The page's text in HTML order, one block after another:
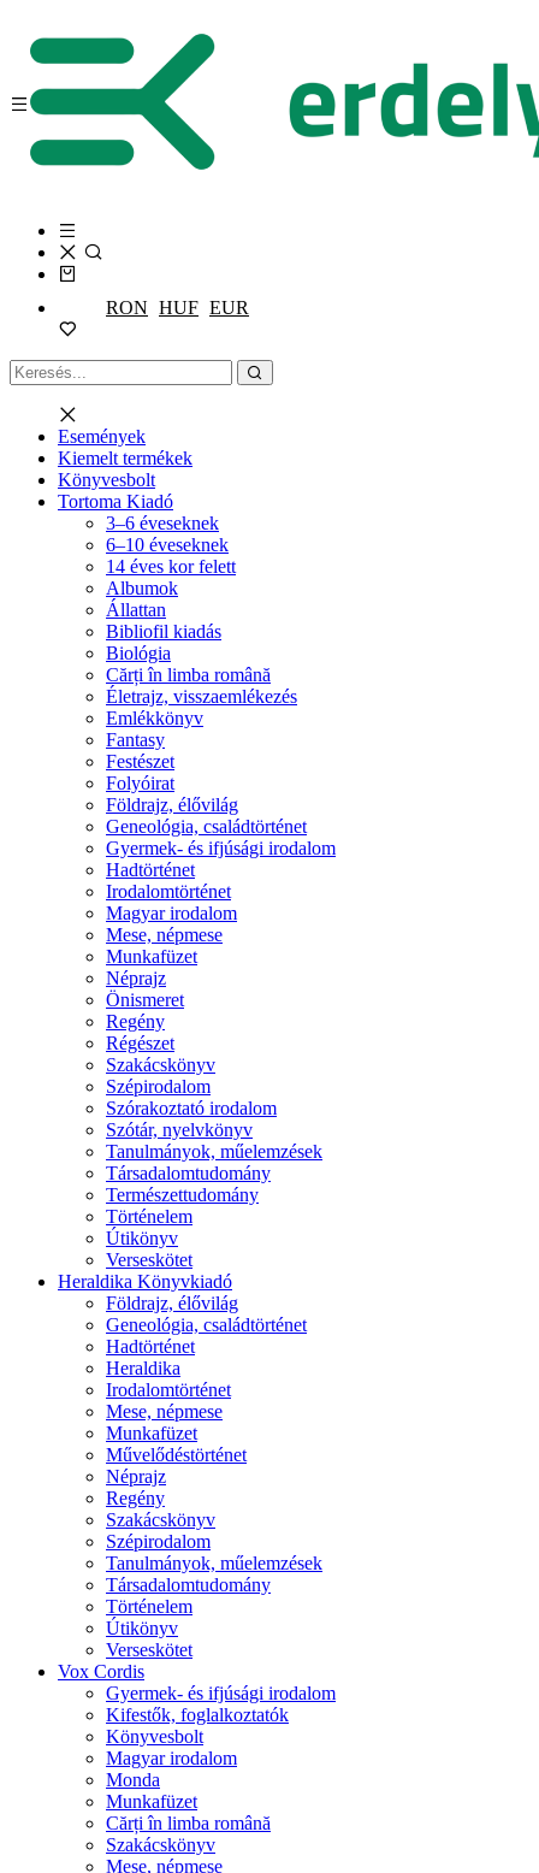
RON HUF EUR
Események
Kiemelt termékek
Könyvesbolt
Tortoma Kiadó
3–6 éveseknek
6–10 éveseknek
14 éves kor felett
Albumok
Állattan
Bibliofil kiadás
Biológia
Cărți în limba română
Életrajz, visszaemlékezés
Emlékkönyv
Fantasy
Festészet
Folyóirat
Földrajz, élővilág
Geneológia, családtörténet
Gyermek- és ifjúsági irodalom
Hadtörténet
Irodalomtörténet
Magyar irodalom
Mese, népmese
Munkafüzet
Néprajz
Önismeret
Regény
Régészet
Szakácskönyv
Szépirodalom
Szórakoztató irodalom
Szótár, nyelvkönyv
Tanulmányok, műelemzések
Társadalomtudomány
Természettudomány
Történelem
Útikönyv
Verseskötet
Heraldika Könyvkiadó
Földrajz, élővilág
Geneológia, családtörténet
Hadtörténet
Heraldika
Irodalomtörténet
Mese, népmese
Munkafüzet
Művelődéstörténet
Néprajz
Regény
Szakácskönyv
Szépirodalom
Tanulmányok, műelemzések
Társadalomtudomány
Történelem
Útikönyv
Verseskötet
Vox Cordis
Gyermek- és ifjúsági irodalom
Kifestők, foglalkoztatók
Könyvesbolt
Magyar irodalom
Monda
Munkafüzet
Cărți în limba română
Szakácskönyv
Mese, népmese